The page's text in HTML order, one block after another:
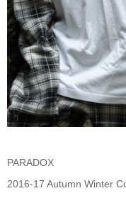
PARADOX
2016-17 Autumn Winter